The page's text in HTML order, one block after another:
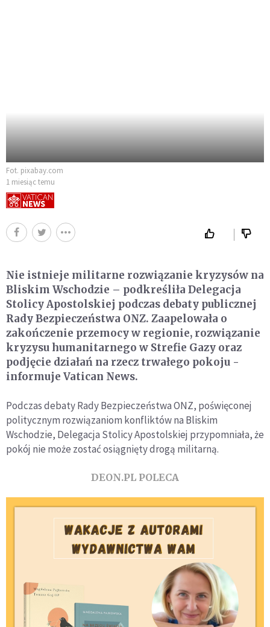
Fot. pixabay.com
1 miesiąc temu
Nie istnieje militarne rozwiązanie kryzysów na
Bliskim Wschodzie – podkreśliła Delegacja
Stolicy Apostolskiej podczas debaty publicznej
Rady Bezpieczeństwa ONZ. Zaapelowała o
zakończenie przemocy w regionie, rozwiązanie
kryzysu humanitarnego w Strefie Gazy oraz
podjęcie działań na rzecz trwałego pokoju -
informuje Vatican News.
Podczas debaty Rady Bezpieczeństwa ONZ, poświęconej
politycznym rozwiązaniom konfliktów na Bliskim
Wschodzie, Delegacja Stolicy Apostolskiej przypomniała, że
pokój nie może zostać osiągnięty drogą militarną.
DEON.PL POLECA